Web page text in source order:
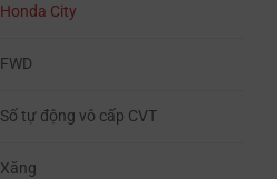
Honda City
FWD
Số tự động vô cấp CVT
Xăng